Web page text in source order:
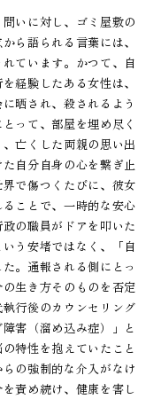
いに対し、ゴミ屋敷の
ら語られる言葉には、
ています。かつて、自
経験したある女性は、
晒され、殺されるよう
って、部屋を埋め尽く
亡くした両親の思い出
自分自身の心を繋ぎ止
で傷つくたびに、彼女
ことで、一時的な安心
の職員がドアを叩いた
う安堵ではなく、「自
。通報される側にとっ
生き方そのものを否定
行後のカウンセリング
害（溜め込み症）」と
特性を抱えていたこと
の強制的な介入がなけ
責め続け、健康を害し